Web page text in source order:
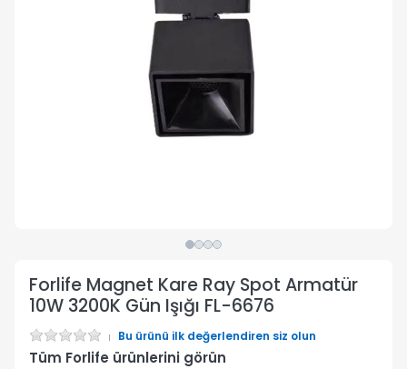
Forlife Magnet Kare Ray Spot Armatür
10W 3200K Gün Işığı FL-6676
Bu ürünü ilk değerlendiren siz olun
Tüm Forlife ürünlerini görün